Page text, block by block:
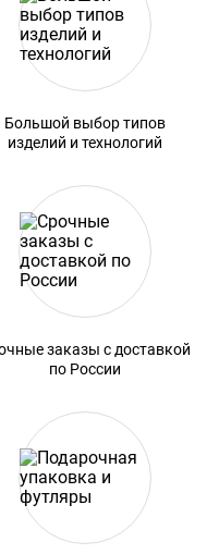
Большой выбор типов
изделий и технологий
заказы с доставкой
по России